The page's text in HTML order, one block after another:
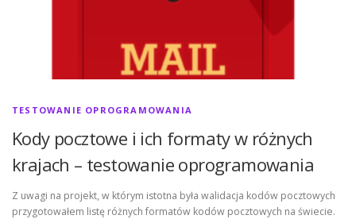
TESTOWANIE OPROGRAMOWANIA
Kody pocztowe i ich formaty w różnych
krajach – testowanie oprogramowania
Z uwagi na projekt, w którym istotna była walidacja kodów pocztowych
przygotowałem listę różnych formatów kodów pocztowych na świecie.